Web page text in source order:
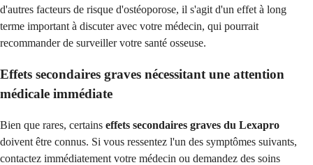
d'autres facteurs de risque d'ostéoporose, il s'agit d'un effet à long
terme important à discuter avec votre médecin, qui pourrait
recommander de surveiller votre santé osseuse.
Effets secondaires graves nécessitant une attention
médicale immédiate
Bien que rares, certains effets secondaires graves du Lexapro
doivent être connus. Si vous ressentez l'un des symptômes suivants,
contactez immédiatement votre médecin ou demandez des soins